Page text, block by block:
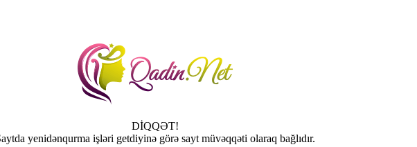
DİQQƏT!
yenidənqurma işləri getdiyinə görə sayt müvəqqəti olaraq bağlıdır.